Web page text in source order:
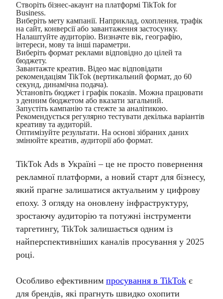
Створіть бізнес-акаунт на платформі TikTok for
Business.
Виберіть мету кампанії. Наприклад, охоплення, трафік
на сайт, конверсії або завантаження застосунку.
Налаштуйте аудиторію. Визначте вік, географію,
інтереси, мову та інші параметри.
Виберіть формат реклами відповідно до цілей та
бюджету.
Завантажте креатив. Відео має відповідати
рекомендаціям TikTok (вертикальний формат, до 60
секунд, динамічна подача).
Установіть бюджет і графік показів. Можна працювати
з денним бюджетом або вказати загальний.
Запустіть кампанію та стежте за аналітикою.
Рекомендується регулярно тестувати декілька варіантів
креативу та аудиторій.
Оптимізуйте результати. На основі зібраних даних
змінюйте креатив, аудиторії або формат.
TikTok Ads в Україні – це не просто повернення
рекламної платформи, а новий старт для бізнесу,
який прагне залишатися актуальним у цифрову
епоху. З огляду на оновлену інфраструктуру,
зростаючу аудиторію та потужні інструменти
таргетингу, TikTok залишається одним із
найперспективніших каналів просування у 2025
році.
Особливо ефективним просування в TikTok є
для брендів, які прагнуть швидко охопити